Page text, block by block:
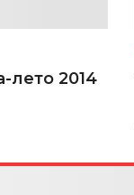
лето 2014